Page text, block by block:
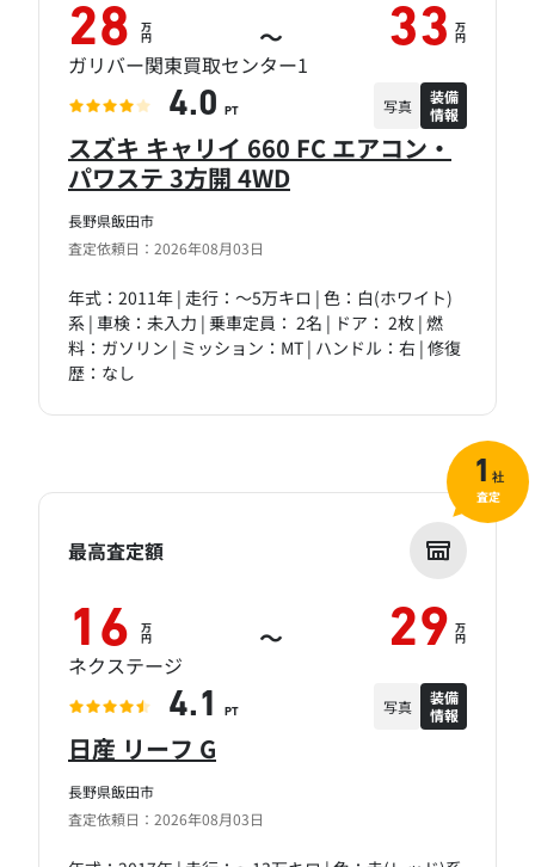
長野県飯田市
査定依頼日：2026年08月03日
スズキ キャリイ 660 FC エアコン・
パワステ 3方開 4WD
年式：2011年 | 走行：～5万キロ | 色：白(ホワイト)
系 | 車検：未入力 | 乗車定員： 2名 | ドア： 2枚 | 燃
料：ガソリン | ミッション：MT | ハンドル：右 | 修復
歴：なし
28 万
円 ～ 33 万
円
ガリバー関東買取センター1
4.0 PT 写真
装備
情報
長野県飯田市
査定依頼日：2026年08月03日
日産 リーフ G
最高査定額
16 万
円 ～ 29 万
円
ネクステージ
4.1 PT 写真
装備
情報
1 社
査定